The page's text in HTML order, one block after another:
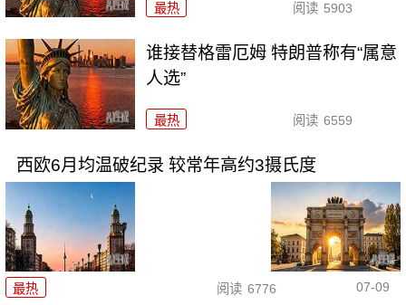
最热 阅读 5903
谁接替格雷厄姆 特朗普称有“属意
人选”
最热 阅读 6559
西欧6月均温破纪录 较常年高约3摄氏度
最热 阅读 6776 07-09